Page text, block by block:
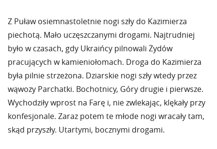
Z Puław osiemnastoletnie nogi szły do Kazimierza
piechotą. Mało uczęszczanymi drogami. Najtrudniej
było w czasach, gdy Ukraińcy pilnowali Żydów
pracujących w kamieniołomach. Droga do Kazimierza
była pilnie strzeżona. Dziarskie nogi szły wtedy przez
wąwozy Parchatki. Bochotnicy, Góry drugie i pierwsze.
Wychodziły wprost na Farę i, nie zwlekając, klękały przy
konfesjonale. Zaraz potem te młode nogi wracały tam,
skąd przyszły. Utartymi, bocznymi drogami.